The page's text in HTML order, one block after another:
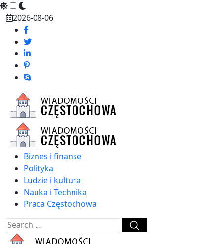
Skip
content
2026-08-06
Biznes i finanse
Polityka
Ludzie i kultura
Nauka i Technika
Praca Częstochowa